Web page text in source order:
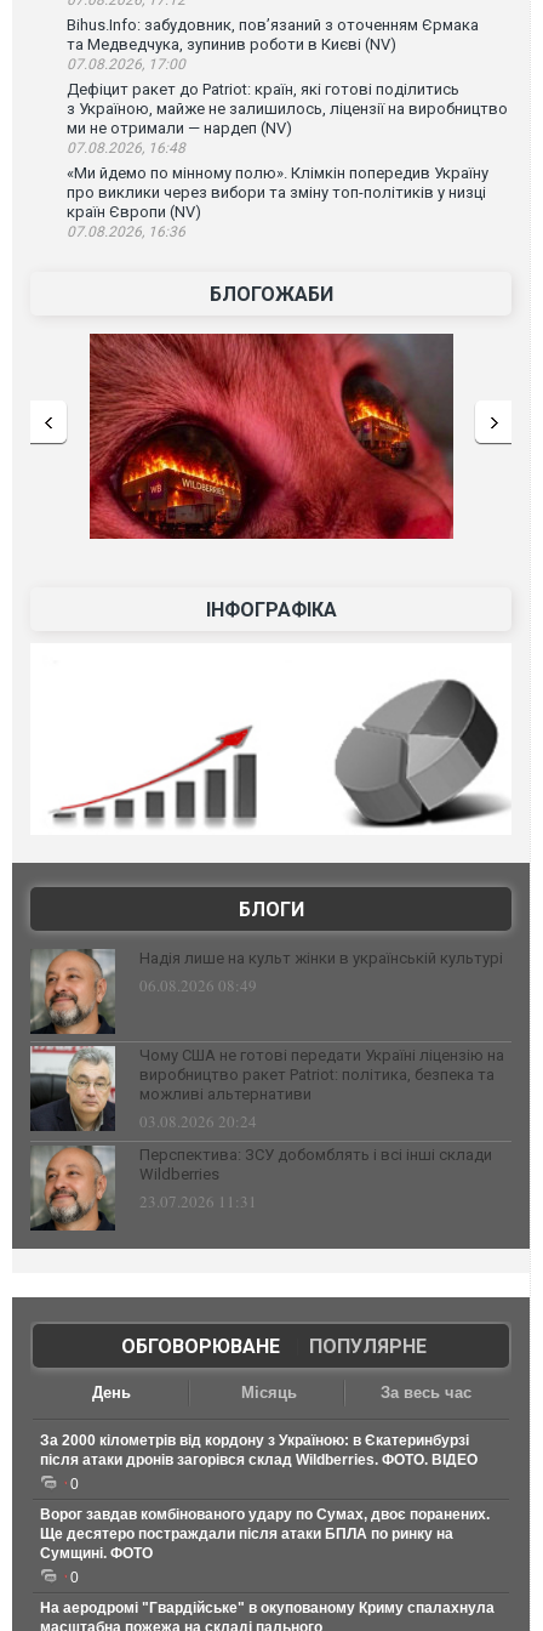
Bihus.Info: забудовник, пов’язаний з оточенням Єрмака
та Медведчука, зупинив роботи в Києві (NV)
07.08.2026, 17:00
Дефіцит ракет до Patriot: країн, які готові поділитись
з Україною, майже не залишилось, ліцензії на виробництво
ми не отримали — нардеп (NV)
07.08.2026, 16:48
«Ми йдемо по мінному полю». Клімкін попередив Україну
про виклики через вибори та зміну топ-політиків у низці
країн Європи (NV)
07.08.2026, 16:36
БЛОГОЖАБИ
ІНФОГРАФІКА
БЛОГИ
Надія лише на культ жінки в українській культурі
06.08.2026 08:49
Чому США не готові передати Україні ліцензію на
виробництво ракет Patriot: політика, безпека та
можливі альтернативи
03.08.2026 20:24
Перспектива: ЗСУ добомблять і всі інші склади
Wildberries
23.07.2026 11:31
ОБГОВОРЮВАНЕ| ПОПУЛЯРНЕ
День Місяць За весь час
За 2000 кілометрів від кордону з Україною: в Єкатеринбурзі
після атаки дронів загорівся склад Wildberries. ФОТО. ВІДЕО
0
Ворог завдав комбінованого удару по Сумах, двоє поранених.
Ще десятеро постраждали після атаки БПЛА по ринку на
Сумщині. ФОТО
0
На аеродромі "Гвардійське" в окупованому Криму спалахнула